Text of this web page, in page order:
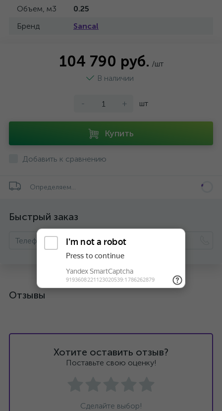
Объем, м3
0.25
Бренд
Sancal
104 790 руб. /шт
В наличии
- + шт
Купить
Добавить к сравнению
Определяем...
Быстрый заказ
Отзывы
Хотите оставить отзыв?
Поставьте свою оценку!
Сделайте выбор!